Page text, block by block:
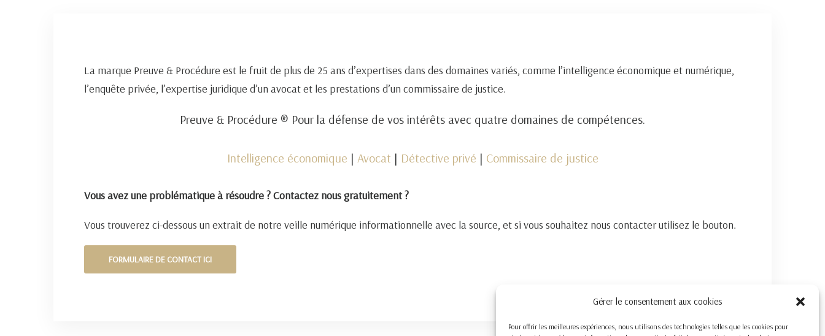
Gérer le consentement aux cookies
Pour offrir les meilleures expériences, nous utilisons des technologies telles que les cookies pour
La marque Preuve & Procédure est le fruit de plus de 25 ans d’expertises dans des domaines variés, comme l’intelligence économique et numérique,
l’enquête privée, l’expertise juridique d’un avocat et les prestations d’un commissaire de justice.
Preuve & Procédure ® Pour la défense de vos intérêts avec quatre domaines de compétences.
Intelligence économique | Avocat | Détective privé | Commissaire de justice
Vous avez une problématique à résoudre ? Contactez nous gratuitement ?
Vous trouverez ci-dessous un extrait de notre veille numérique informationnelle avec la source, et si vous souhaitez nous contacter utilisez le bouton.
FORMULAIRE DE CONTACT ICI